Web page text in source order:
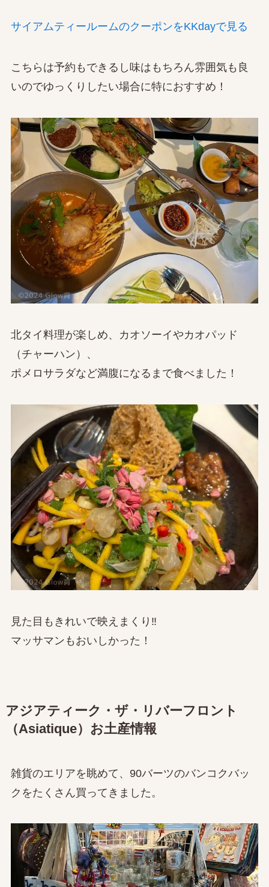
サイアムティールームのクーポンをKKdayで見る
こちらは予約もできるし味はもちろん雰囲気も良
いのでゆっくりしたい場合に特におすすめ！
北タイ料理が楽しめ、カオソーイやカオパッド
（チャーハン）、
ポメロサラダなど満腹になるまで食べました！
見た目もきれいで映えまくり‼
マッサマンもおいしかった！
アジアティーク・ザ・リバーフロント
（Asiatique）お土産情報
雑貨のエリアを眺めて、90バーツのバンコクバッ
クをたくさん買ってきました。